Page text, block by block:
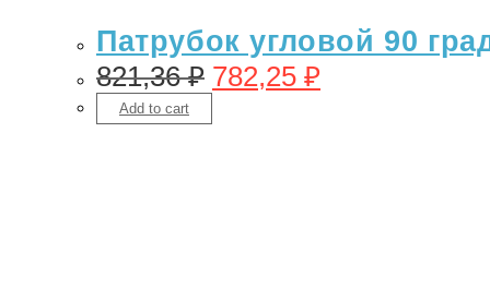
Патрубок угловой 90
821,36₽ 782,25 ₽
Add to cart